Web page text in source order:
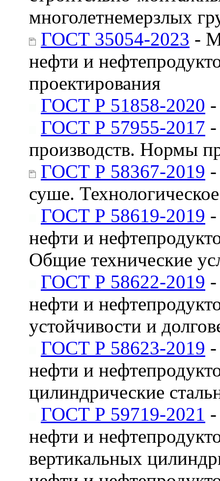
многолетнемерзлых
ГОСТ 35054-2023 -
нефти и
проектирования
ГОСТ Р 51858-2020
ГОСТ Р 57955-2017
производств. Нормы
ГОСТ Р 58367-2019
суше.
ГОСТ Р 58619-2019
нефти и
Общие технические
ГОСТ Р 58622-2019
нефти и
устойчивости и
ГОСТ Р 58623-2019
нефти и
цилиндрические
ГОСТ Р 59719-2021
нефти и
вертикальных